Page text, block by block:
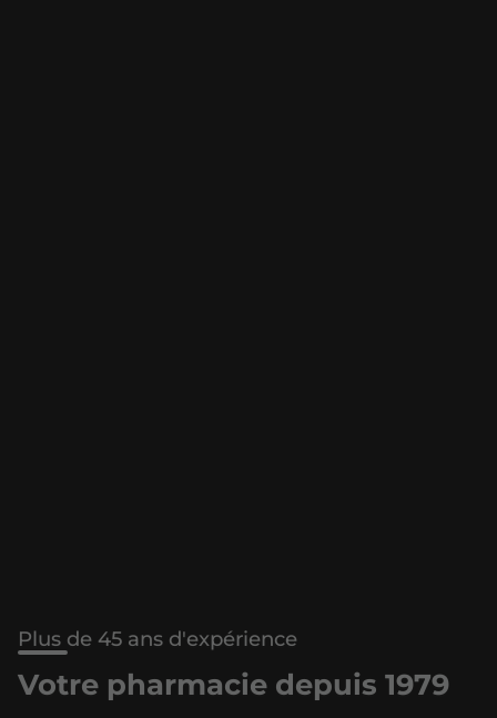
Plus de 45 ans d'expérience
Votre pharmacie depuis 1979